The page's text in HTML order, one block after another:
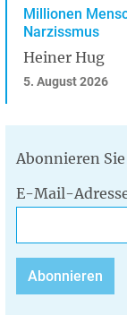
Millionen
Narzissmus
Heiner Hug
5. August 2026
Abonnieren
E-Mail-